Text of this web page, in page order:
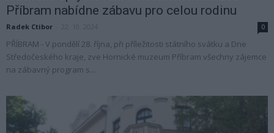
Příbram nabídne zábavu pro celou rodinu
Radek Ctibor 0
PŘÍBRAM - V pondělí 28. října, při příležitosti státního svátku a Dne
Středočeského kraje, zve Hornické muzeum Příbram všechny zájemce
na zábavný program s...